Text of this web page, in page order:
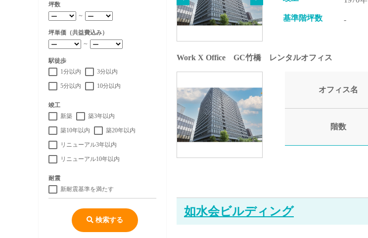
坪数
～
坪単価（共益費込み）
～
駅徒歩
1分以内
3分以内
5分以内 10分以内
竣工
新築
築3年以内
築10年以内 築20年以内
リニューアル3年以内
リニューアル10年以内
耐震
新耐震基準を満たす
検索する
基準階坪数 -
Work X Office GC竹橋 レンタルオフィス
オフィス名
階数
如水会ビルディング